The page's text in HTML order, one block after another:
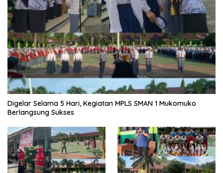
Digelar Selama 5 Hari, Kegiatan MPLS SMAN 1 Mukomuko
Berlangsung Sukses